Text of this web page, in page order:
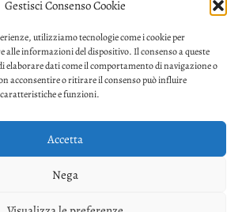
Gestisci Consenso Cookie
utilizziamo tecnologie come i cookie per
alle informazioni del dispositivo. Il consenso a queste
elaborare dati come il comportamento di navigazione o
acconsentire o ritirare il consenso può influire
e funzioni.
Accetta
Nega
dell’italiano moderno